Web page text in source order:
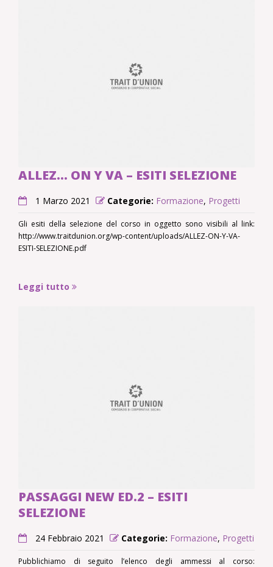
ALLEZ… ON Y VA – ESITI SELEZIONE
1 Marzo 2021 Categorie: Formazione, Progetti
Gli esiti della selezione del corso in oggetto sono visibili al link:
http://www.traitdunion.org/wp-content/uploads/ALLEZ-ON-Y-VA-
ESITI-SELEZIONE.pdf
Leggi tutto
PASSAGGI NEW ED.2 – ESITI
SELEZIONE
24 Febbraio 2021 Categorie: Formazione, Progetti
Pubblichiamo di seguito l’elenco degli ammessi al corso: